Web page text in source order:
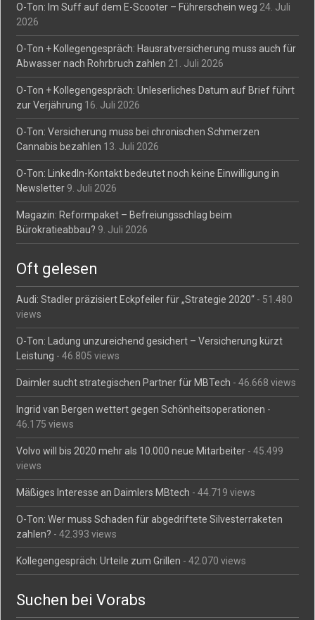
O-Ton: Im Suff auf dem E-Scooter – Führerschein weg 24. Juli
2026
O-Ton + Kollegengespräch: Hausratversicherung muss auch für
Abwasser nach Rohrbruch zahlen 21. Juli 2026
O-Ton + Kollegengespräch: Unleserliches Datum auf Brief führt
zur Verjährung 16. Juli 2026
O-Ton: Versicherung muss bei chronischen Schmerzen
Cannabis bezahlen 13. Juli 2026
O-Ton: LinkedIn-Kontakt bedeutet noch keine Einwilligung in
Newsletter 9. Juli 2026
Magazin: Reformpaket – Befreiungsschlag beim
Bürokratieabbau? 9. Juli 2026
Oft gelesen
Audi: Stadler präzisiert Eckpfeiler für „Strategie 2020“ - 51.480
views
O-Ton: Ladung unzureichend gesichert – Versicherung kürzt
Leistung - 46.805 views
Daimler sucht strategischen Partner für MBTech - 46.668 views
Ingrid van Bergen wettert gegen Schönheitsoperationen -
46.175 views
Volvo will bis 2020 mehr als 10.000 neue Mitarbeiter - 45.499
views
Mäßiges Interesse an Daimlers MBtech - 44.719 views
O-Ton: Wer muss Schaden für abgedriftete Silvesterraketen
zahlen? - 42.393 views
Kollegengespräch: Urteile zum Grillen - 42.070 views
Suchen bei Vorabs